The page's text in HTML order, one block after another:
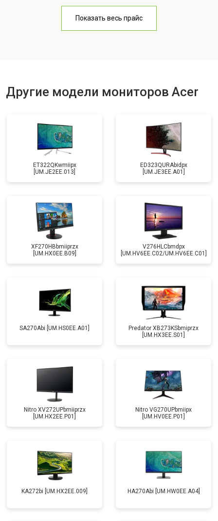
Показать весь прайс
Другие модели мониторов Acer
ET322QKwmiipx
[UM.JE2EE.013]
ED323QURAbidpx
[UM.JE3EE.A01]
XF270HBbmiiprzx
[UM.HX0EE.B09]
V276HLCbmdpx
[UM.HV6EE.C02/UM.HV6EE.C01]
SA270Abi [UM.HS0EE.A01]
Predator XB273KSbmiprzx
[UM.HX3EE.S01]
Nitro XV272UPbmiiprzx
[UM.HX2EE.P01]
Nitro VG270UPbmiipx
[UM.HV0EE.P01]
KA272bi [UM.HX2EE.009] HA270Abi [UM.HW0EE.A04]